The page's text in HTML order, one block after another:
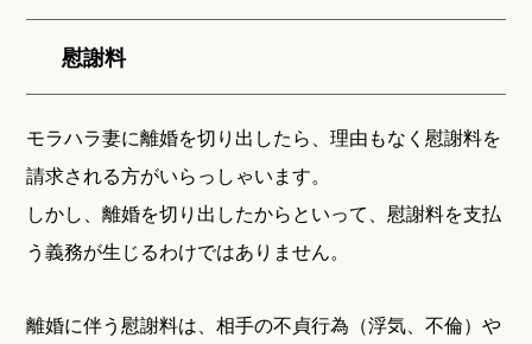
慰謝料
モラハラ妻に離婚を切り出したら、理由もなく慰謝料を
請求される方がいらっしゃいます。
しかし、離婚を切り出したからといって、慰謝料を支払
う義務が生じるわけではありません。
離婚に伴う慰謝料は、相手の不貞行為（浮気、不倫）や